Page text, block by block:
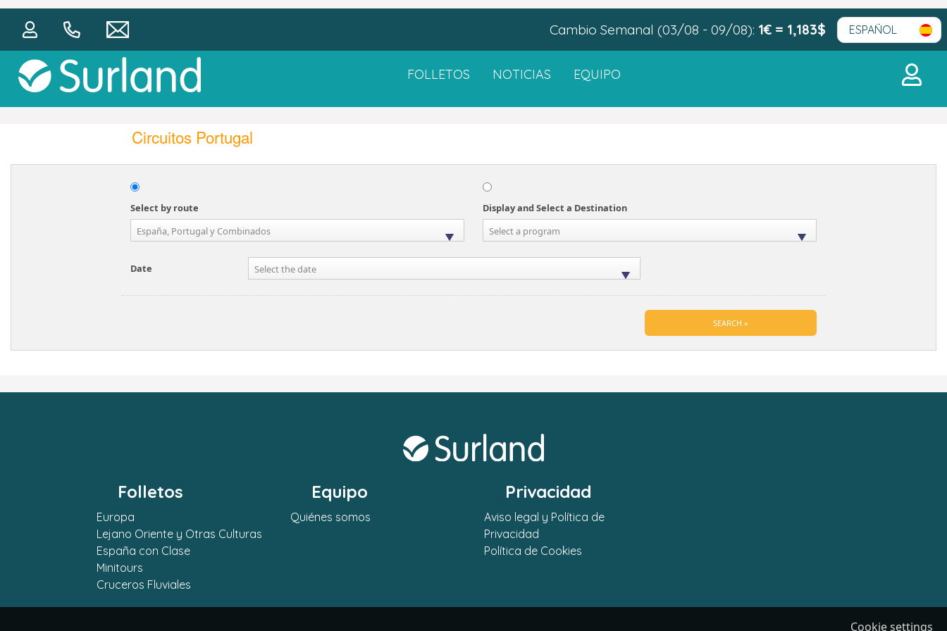
Cambio Semanal (03/08 - 09/08): 1€ = 1,183$
FOLLETOS NOTICIAS EQUIPO
Circuitos Portugal
Select by route
Display and Select a Destination
España, Portugal y Combinados
Select a program
Date Select the date
Folletos
Europa
Lejano Oriente y Otras Culturas
España con Clase
Minitours
Cruceros Fluviales
Equipo
Quiénes somos
Privacidad
Aviso legal y Política de
Privacidad
Política de Cookies
Cookie settings